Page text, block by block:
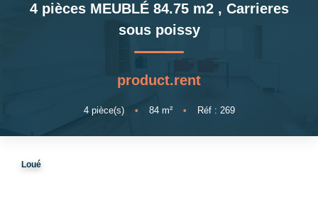
CONSEILS
Estimation
4 pièces MEUBLÉ 84.75 m2 , Carrieres
sous poissy
product.rent
4pièce(s) • 84m² • Réf : 269
Loué